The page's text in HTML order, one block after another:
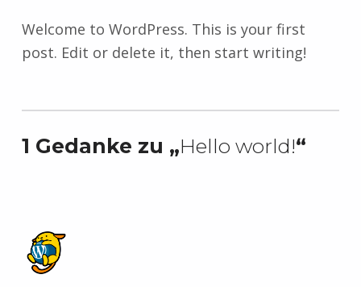
Welcome to WordPress. This is your first
post. Edit or delete it, then start writing!
Zurück zur Hauptnavigation springen
1 Gedanke zu „Hello world!“